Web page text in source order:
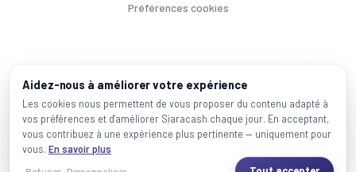
Préférences cookies
Voitures par ville
Casablanca | | Mohammadia |Salé | |
Marques populaires
Mercedes| |Volkswagen | Renault Toyota Peugeot
Aidez-nous à améliorer votre expérience
Les cookies nous permettent de vous proposer du contenu adapté à
vos préférences et d'améliorer Siaracash chaque jour. En acceptant,
vous contribuez à une expérience plus pertinente — uniquement pour
vous. En savoir plus